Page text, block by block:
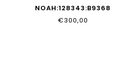
NOAH:128343:B9368
€300,00